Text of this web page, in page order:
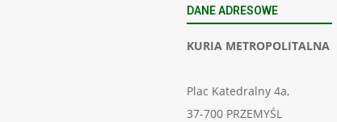
DANE ADRESOWE
KURIA METROPOLITALNA
Plac Katedralny 4a,
37-700 PRZEMYŚL